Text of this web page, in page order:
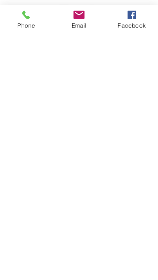
Phone Email Facebook